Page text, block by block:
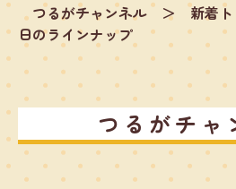
つるがチャンネル ＞ 新着
日のラインナップ
つるがチャ